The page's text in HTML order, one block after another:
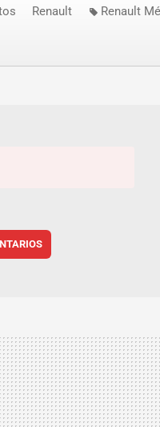
Renault Renault